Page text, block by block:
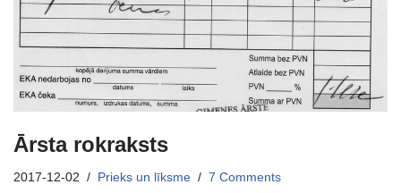
Ārsta rokraksts
2017-12-02 Prieks un līksme 7 Comments